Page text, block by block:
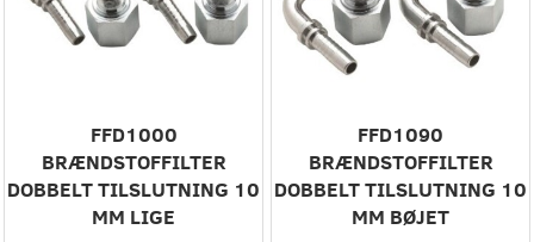
FFD1000
BRÆNDSTOFFILTER
DOBBELT TILSLUTNING 10
MM LIGE
FFD1090
BRÆNDSTOFFILTER
DOBBELT TILSLUTNING 10
MM BØJET